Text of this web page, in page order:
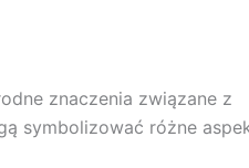
znaczenia związane z
symbolizować różne